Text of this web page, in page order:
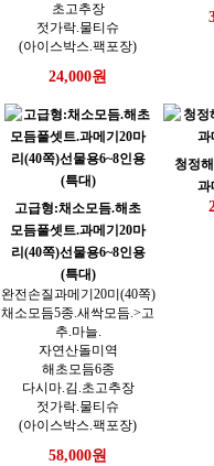
초고추장
젓가락.물티슈
(아이스박스.팩포장)
24,000원
고급형:채소모듬.해초
모듬풀셋트.과메기20마
리(40쪽)선물용6~8인용
(특대)
완전손질과메기20미(40쪽)
채소모듬5종.새싹모듬.>고
추.마늘.
자연산돌미역
해초모듬6종
다시마.김.초고추장
젓가락.물티슈
(아이스박스.팩포장)
58,000원
청정
과